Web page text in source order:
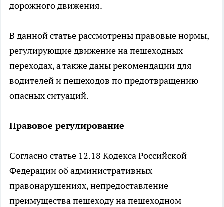
дорожного движения.
В данной статье рассмотрены правовые нормы,
регулирующие движение на пешеходных
переходах, а также даны рекомендации для
водителей и пешеходов по предотвращению
опасных ситуаций.
Правовое регулирование
Согласно статье 12.18 Кодекса Российской
Федерации об административных
правонарушениях, непредоставление
преимущества пешеходу на пешеходном